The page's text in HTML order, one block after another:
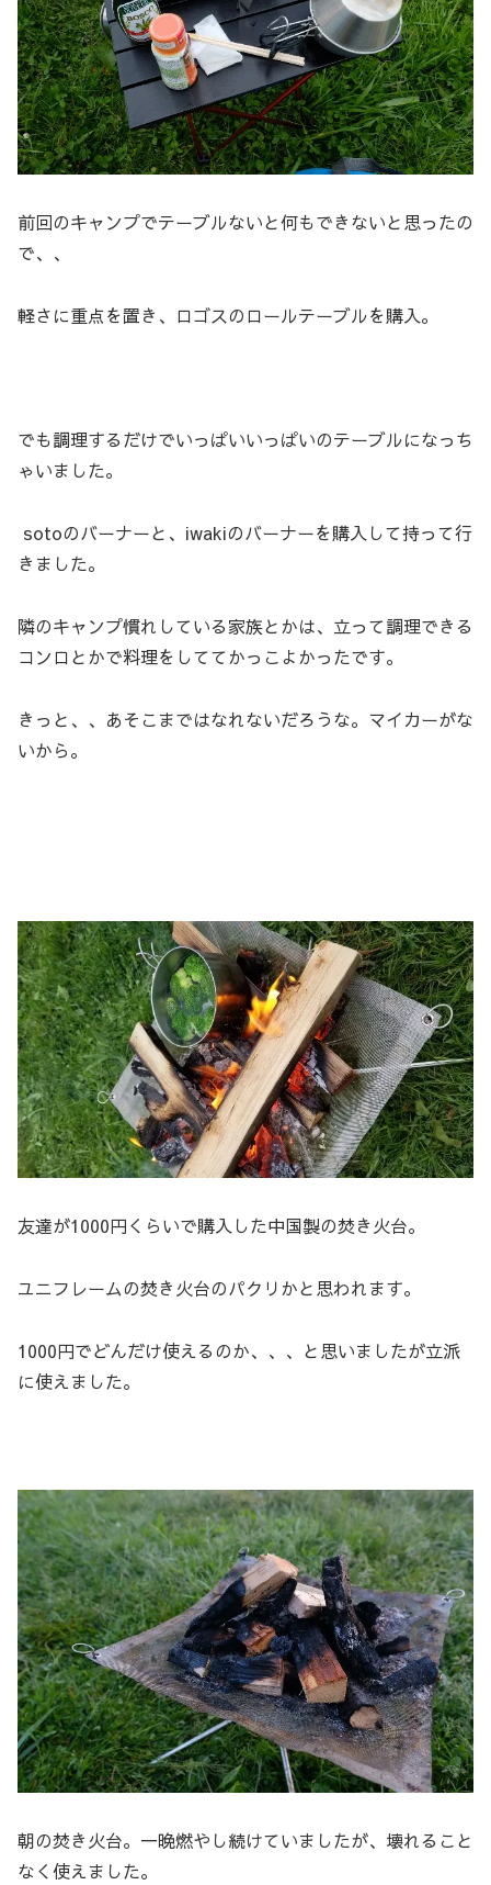
前回のキャンプでテーブルないと何もできないと思ったの
で、、
軽さに重点を置き、ロゴスのロールテーブルを購入。
でも調理するだけでいっぱいいっぱいのテーブルになっち
ゃいました。
sotoのバーナーと、iwakiのバーナーを購入して持って行
きました。
隣のキャンプ慣れしている家族とかは、立って調理できる
コンロとかで料理をしててかっこよかったです。
きっと、、あそこまではなれないだろうな。マイカーがな
いから。
友達が1000円くらいで購入した中国製の焚き火台。
ユニフレームの焚き火台のパクリかと思われます。
1000円でどんだけ使えるのか、、、と思いましたが立派
に使えました。
朝の焚き火台。一晩燃やし続けていましたが、壊れること
なく使えました。